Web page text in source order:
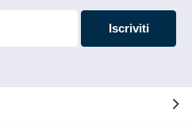
Iscriviti